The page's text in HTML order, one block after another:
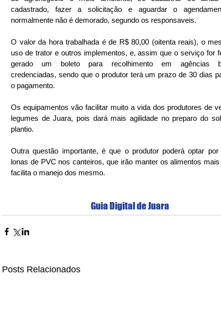
cadastrado, fazer a solicitação e aguardar o
normalmente não é demorado, segundo os responsaveis.
O valor da hora trabalhada é de R$ 80,00 (oitenta reais), o
uso de trator e outros implementos, e, assim que o serviço for
gerado um boleto para recolhimento em agências
credenciadas, sendo que o produtor terá um prazo de 30 dias
o pagamento.
Os equipamentos vão facilitar muito a vida dos produtores de
legumes de Juara, pois dará mais agilidade no preparo do
plantio.
Outra questão importante, é que o produtor poderá optar por
lonas de PVC nos canteiros, que irão manter os alimentos
facilita o manejo dos mesmo.
Guia Digital de Juara
Posts Relacionados